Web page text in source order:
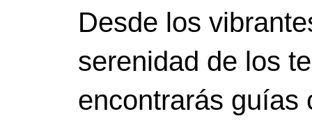
Desde los
serenidad de los
encontrarás guías